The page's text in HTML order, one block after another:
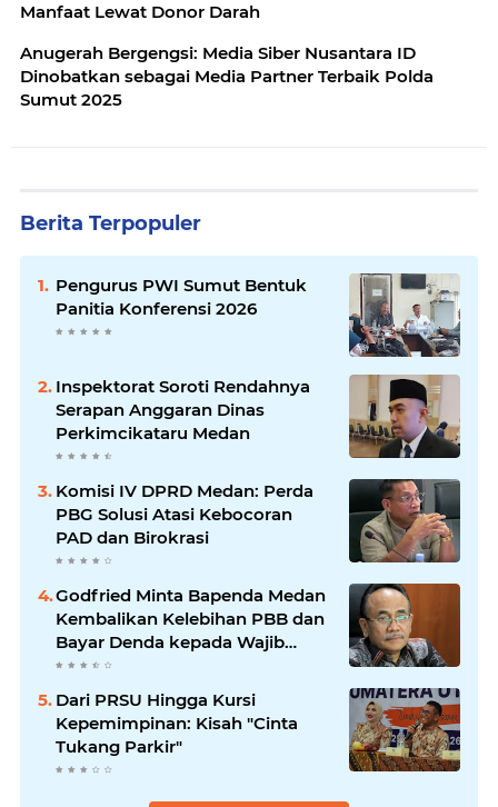
Manfaat Lewat Donor Darah
Anugerah Bergengsi: Media Siber Nusantara ID
Dinobatkan sebagai Media Partner Terbaik Polda
Sumut 2025
Berita Terpopuler
Pengurus PWI Sumut Bentuk
Panitia Konferensi 2026
Inspektorat Soroti Rendahnya
Serapan Anggaran Dinas
Perkimcikataru Medan
Komisi IV DPRD Medan: Perda
PBG Solusi Atasi Kebocoran
PAD dan Birokrasi
Godfried Minta Bapenda Medan
Kembalikan Kelebihan PBB dan
Bayar Denda kepada Wajib
Pajak
Dari PRSU Hingga Kursi
Kepemimpinan: Kisah "Cinta
Tukang Parkir"